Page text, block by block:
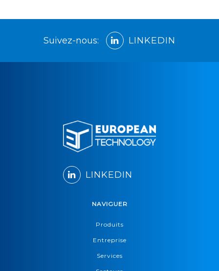
Suivez-nous: LINKEDIN
LINKEDIN
NAVIGUER
Produits
Entreprise
Services